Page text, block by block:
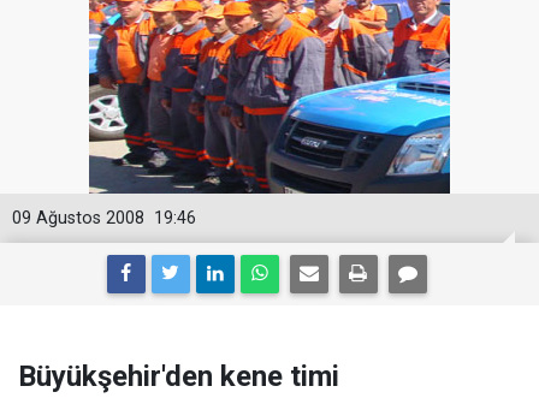
19:46
09 Ağustos 2008
Büyükşehir'den kene timi